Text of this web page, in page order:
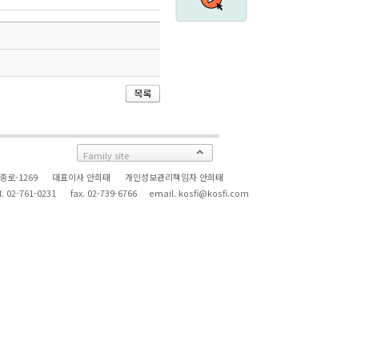
Family site
로-1269 대표이사 안희태 개인정보관리책임자 안희태
] Tel. 02-761-0231 fax. 02-739-6766 email. kosfi@kosfi.com